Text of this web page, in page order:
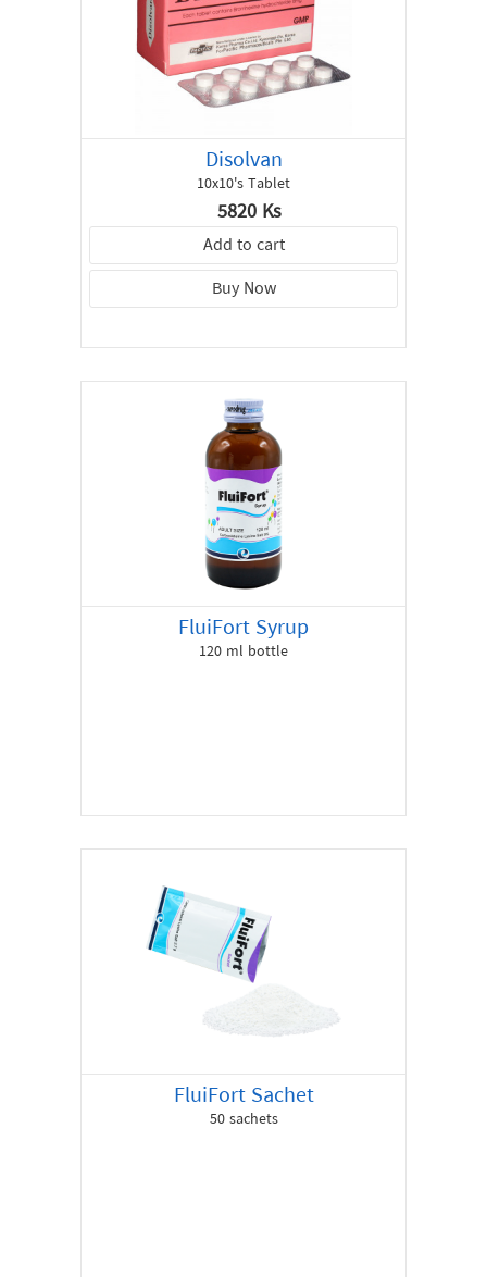
Disolvan
10x10's Tablet
5820 Ks
Add to cart
Buy Now
FluiFort Syrup
120 ml bottle
FluiFort Sachet
50 sachets